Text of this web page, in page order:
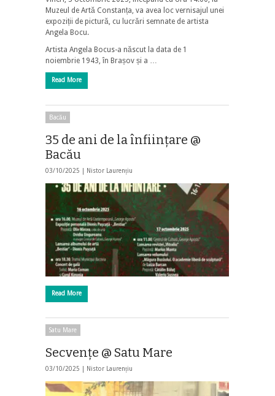
Muzeul de Artă Constanța, va avea loc vernisajul unei
expoziții de pictură, cu lucrări semnate de artista
Angela Bocu.
Artista Angela Bocus-a născut la data de 1
noiembrie 1943, în Brașov și a …
Read More
Bacău
35 de ani de la înfiinţare @
Bacău
03/10/2025 | Nistor Laurențiu
Read More
Satu Mare
Secvenţe @ Satu Mare
03/10/2025 | Nistor Laurențiu